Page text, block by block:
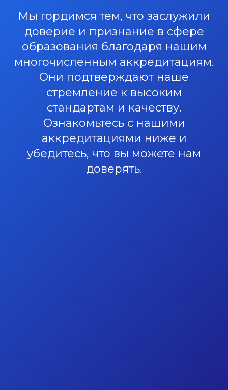
Мы гордимся тем, что заслужили
доверие и признание в сфере
образования благодаря нашим
многочисленным аккредитациям.
Они подтверждают наше
стремление к высоким
стандартам и качеству.
Ознакомьтесь с нашими
аккредитациями ниже и
убедитесь, что вы можете нам
доверять.